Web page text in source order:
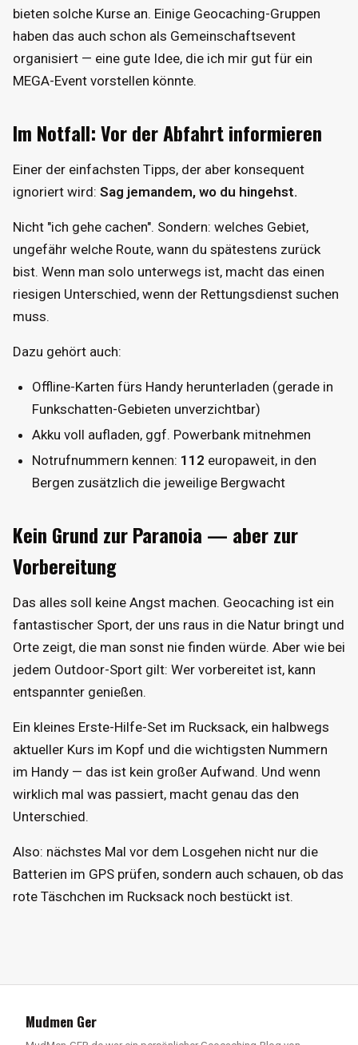
bieten solche Kurse an. Einige Geocaching-Gruppen
haben das auch schon als Gemeinschaftsevent
organisiert — eine gute Idee, die ich mir gut für ein
MEGA-Event vorstellen könnte.
Im Notfall: Vor der Abfahrt informieren
Einer der einfachsten Tipps, der aber konsequent
ignoriert wird: Sag jemandem, wo du hingehst.
Nicht "ich gehe cachen". Sondern: welches Gebiet,
ungefähr welche Route, wann du spätestens zurück
bist. Wenn man solo unterwegs ist, macht das einen
riesigen Unterschied, wenn der Rettungsdienst suchen
muss.
Dazu gehört auch:
Offline-Karten fürs Handy herunterladen (gerade in
Funkschatten-Gebieten unverzichtbar)
Akku voll aufladen, ggf. Powerbank mitnehmen
Notrufnummern kennen: 112 europaweit, in den
Bergen zusätzlich die jeweilige Bergwacht
Kein Grund zur Paranoia — aber zur
Vorbereitung
Das alles soll keine Angst machen. Geocaching ist ein
fantastischer Sport, der uns raus in die Natur bringt und
Orte zeigt, die man sonst nie finden würde. Aber wie bei
jedem Outdoor-Sport gilt: Wer vorbereitet ist, kann
entspannter genießen.
Ein kleines Erste-Hilfe-Set im Rucksack, ein halbwegs
aktueller Kurs im Kopf und die wichtigsten Nummern
im Handy — das ist kein großer Aufwand. Und wenn
wirklich mal was passiert, macht genau das den
Unterschied.
Also: nächstes Mal vor dem Losgehen nicht nur die
Batterien im GPS prüfen, sondern auch schauen, ob das
rote Täschchen im Rucksack noch bestückt ist.
Mudmen Ger